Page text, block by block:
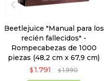
Beetlejuice "Manual para los
recién fallecidos" -
Rompecabezas de 1000
piezas (48,2 cm x 67,9 cm)
$ 1.791 $ 1.990